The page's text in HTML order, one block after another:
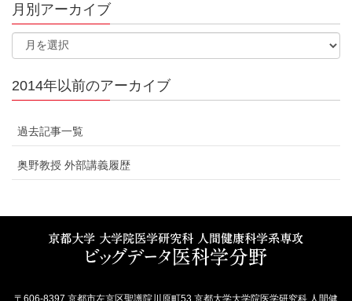
月別アーカイブ
2014年以前のアーカイブ
過去記事一覧
奥野教授 外部講義履歴
〒606-8397 京都市左京区聖護院川原町53 京都大学大学院医学研究科 人間健